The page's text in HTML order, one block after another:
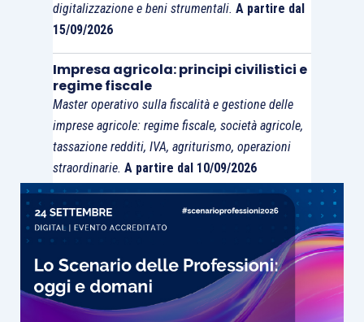
digitalizzazione e beni strumentali. A partire dal
15/09/2026
Impresa agricola: principi civilistici e
regime fiscale
Master operativo sulla fiscalità e gestione delle
imprese agricole: regime fiscale, società agricole,
tassazione redditi, IVA, agriturismo, operazioni
straordinarie. A partire dal 10/09/2026